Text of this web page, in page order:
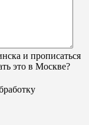
и прописаться
это в Москве?